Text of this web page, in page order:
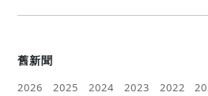
舊新聞
2026 2025 2024 2023 2022